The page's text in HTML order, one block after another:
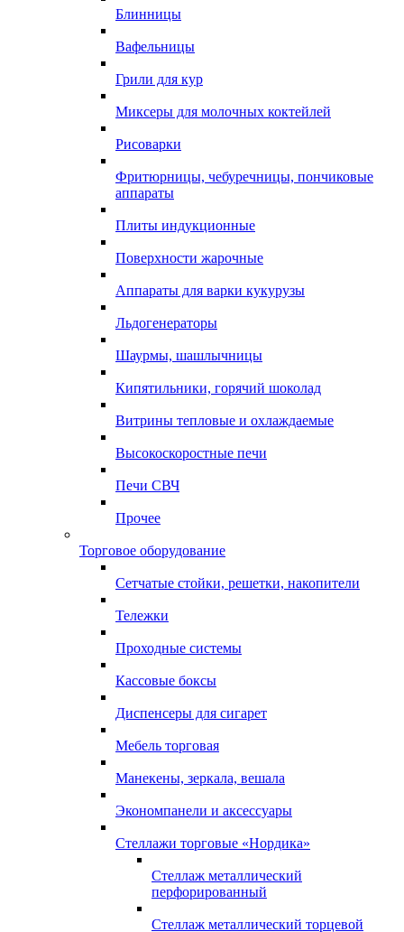
Блинницы
Вафельницы
Грили для кур
Миксеры для молочных коктейлей
Рисоварки
Фритюрницы, чебуречницы, пончиковые
аппараты
Плиты индукционные
Поверхности жарочные
Аппараты для варки кукурузы
Льдогенераторы
Шаурмы, шашлычницы
Кипятильники, горячий шоколад
Витрины тепловые и охлаждаемые
Высокоскоростные печи
Печи СВЧ
Прочее
Торговое оборудование
Сетчатые стойки, решетки, накопители
Тележки
Проходные системы
Кассовые боксы
Диспенсеры для сигарет
Мебель торговая
Манекены, зеркала, вешала
Экономпанели и аксессуары
Стеллажи торговые «Нордика»
Стеллаж металлический
перфорированный
Стеллаж металлический торцевой